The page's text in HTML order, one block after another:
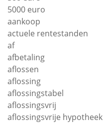
5000 euro
aankoop
actuele rentestanden
af
afbetaling
aflossen
aflossing
aflossingstabel
aflossingsvrij
aflossingsvrije hypotheek